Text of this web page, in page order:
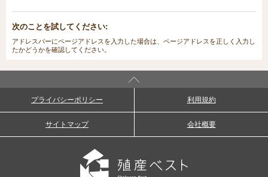
次のことを試してください:
アドレスバーにページアドレスを入力した場合は、ページアドレスを正しく入力し
たかどうかを確認してください。
プライバシーポリシー 利用規約
サイトマップ 会社概要